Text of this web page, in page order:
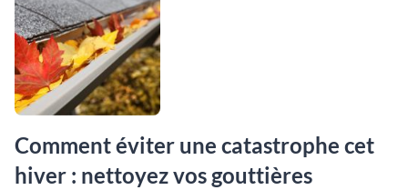
Comment éviter une catastrophe cet
hiver : nettoyez vos gouttières